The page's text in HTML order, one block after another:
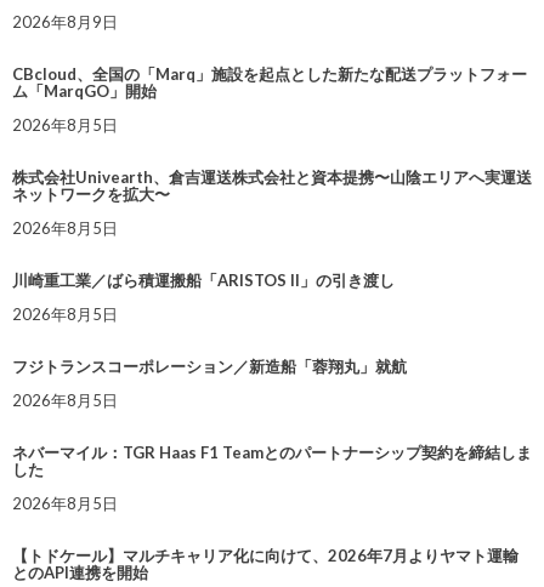
2026年8月9日
CBcloud、全国の「Marq」施設を起点とした新たな配送プラットフォー
ム「MarqGO」開始
2026年8月5日
株式会社Univearth、倉吉運送株式会社と資本提携〜山陰エリアへ実運送
ネットワークを拡大〜
2026年8月5日
川崎重工業／ばら積運搬船「ARISTOS II」の引き渡し
2026年8月5日
フジトランスコーポレーション／新造船「蓉翔丸」就航
2026年8月5日
ネバーマイル：TGR Haas F1 Teamとのパートナーシップ契約を締結しま
した
2026年8月5日
【トドケール】マルチキャリア化に向けて、2026年7月よりヤマト運輸
とのAPI連携を開始